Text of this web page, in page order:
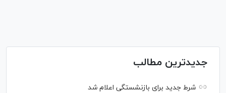
جدیدترین مطالب
شرط جدید برای بازنشستگی اعلام شد